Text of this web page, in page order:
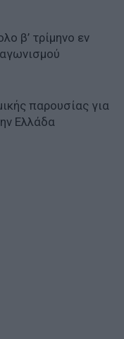
β’ τρίμηνο εν
παρουσίας για
Ελλάδα